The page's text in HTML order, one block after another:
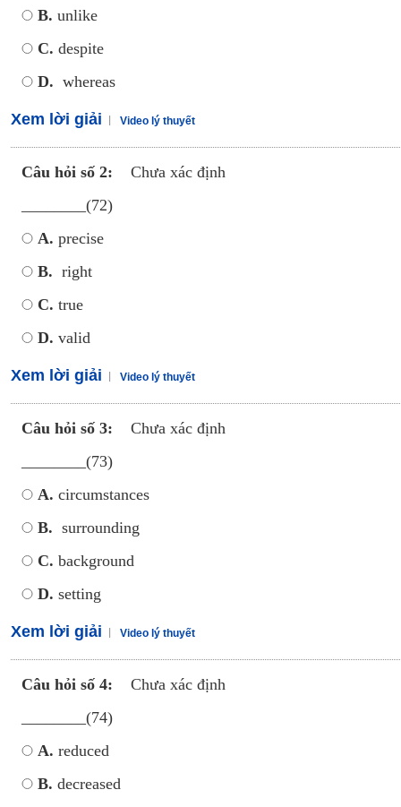
B. unlike
C. despite
D. whereas
Xem lời giải Video lý thuyết
Câu hỏi số 2:
Chưa xác định
________(72)
A. precise
B. right
C. true
D. valid
Xem lời giải Video lý thuyết
Câu hỏi số 3:
Chưa xác định
________(73)
A. circumstances
B. surrounding
C. background
D. setting
Xem lời giải Video lý thuyết
Câu hỏi số 4:
Chưa xác định
________(74)
A. reduced
B. decreased